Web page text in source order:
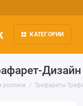
КАТЕГОРИИ
Дизайн
росписи Трафареты